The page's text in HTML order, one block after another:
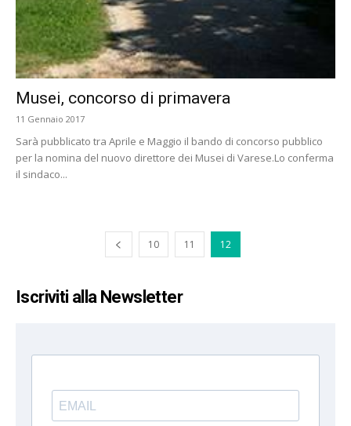
Musei, concorso di primavera
11 Gennaio 2017
Sarà pubblicato tra Aprile e Maggio il bando di concorso pubblico
per la nomina del nuovo direttore dei Musei di Varese.Lo conferma
il sindaco...
10 11 12
Iscriviti alla Newsletter